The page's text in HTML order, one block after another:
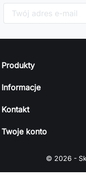
Produkty
Informacje
Kontakt
Twoje konto
© 2026 -